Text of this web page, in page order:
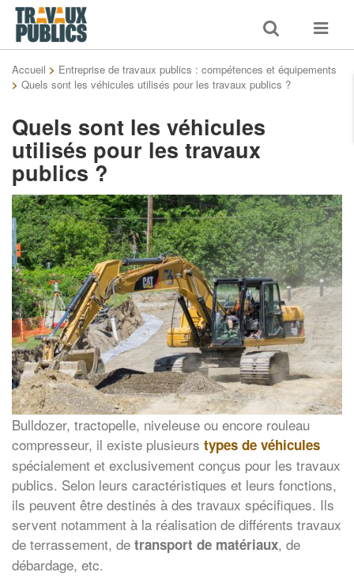
Toggle
search
Toggle
Accueil > Entreprise de travaux publics : compétences et équipements
> Quels sont les véhicules utilisés pour les travaux publics ?
Quels sont les véhicules
utilisés pour les travaux
publics ?
Bulldozer, tractopelle, niveleuse ou encore rouleau
compresseur, il existe plusieurs types de véhicules
spécialement et exclusivement conçus pour les travaux
publics. Selon leurs caractéristiques et leurs fonctions,
ils peuvent être destinés à des travaux spécifiques. Ils
servent notamment à la réalisation de différents travaux
de terrassement, de transport de matériaux, de
débardage, etc.